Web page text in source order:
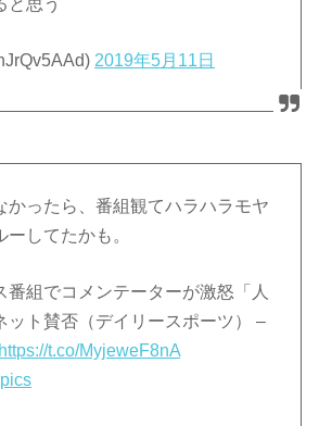
2019年5月11日
かったら、番組観てハラハラモヤ
してたかも。
番組でコメンテーターが激怒「人
ット賛否（デイリースポーツ） –
https://t.co/MyjeweF8nA